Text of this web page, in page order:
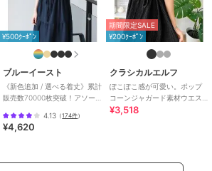
綿51%、ポリエステル49%
商品のお取り扱い方法
ワンピースドレス
綿・コットン素材
ポリエステル
素材/無地/チェック柄/ 刺繍
/５分・７分袖/ LL･13号以上あ
り/S･7号以下あり
¥500ｸｰﾎﾟﾝ
ブルーイースト
《新色追加 / 選べる着丈》累計
販売数70000枚突破！アソー
4.13 （174件）
¥4,620
期間限定SALE
¥200ｸｰﾎﾟﾝ
クラシカルエルフ
ぽこぽこ感が可愛い。ポップ
コーンジャガード素材ウエス
トリボン衿付きロングワンピ
¥3,518